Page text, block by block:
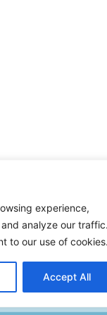
experience,
analyze our
to our use of
Accept All